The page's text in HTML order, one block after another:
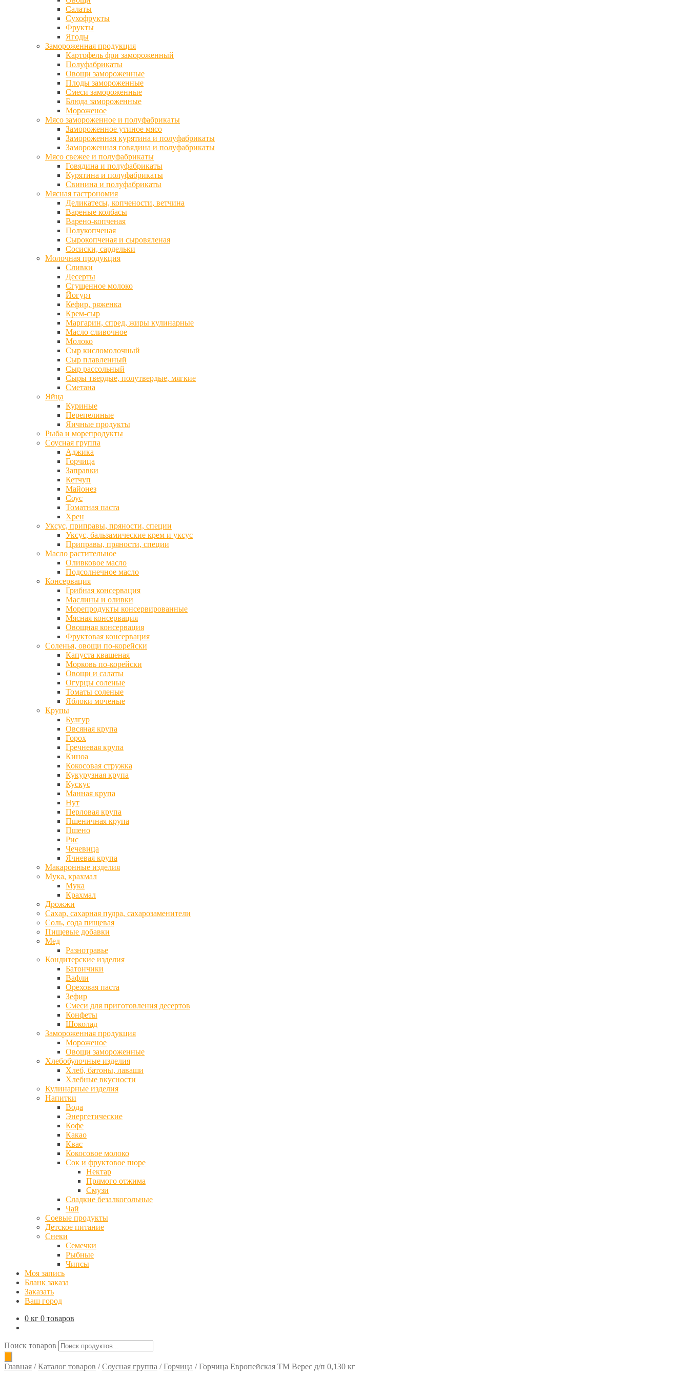
Салаты
Сухофрукты
Фрукты
Ягоды
Замороженная продукция
Картофель фри замороженный
Полуфабрикаты
Овощи замороженные
Плоды замороженные
Смеси замороженные
Блюда замороженные
Мороженое
Мясо замороженное и полуфабрикаты
Замороженное утиное мясо
Замороженная курятина и полуфабрикаты
Замороженная говядина и полуфабрикаты
Мясо свежее и полуфабрикаты
Говядина и полуфабрикаты
Курятина и полуфабрикаты
Свинина и полуфабрикаты
Мясная гастрономия
Деликатесы, копчености, ветчина
Вареные колбасы
Варено-копченая
Полукопченая
Сырокопченая и сыровяленая
Сосиски, сардельки
Молочная продукция
Сливки
Десерты
Сгущенное молоко
Йогурт
Кефир, ряженка
Крем-сыр
Маргарин, спред, жиры кулинарные
Масло сливочное
Молоко
Сыр кисломолочный
Сыр плавленный
Сыр рассольный
Сыры твердые, полутвердые, мягкие
Сметана
Яйца
Куриные
Перепелиные
Яичные продукты
Рыба и морепродукты
Соусная группа
Аджика
Горчица
Заправки
Кетчуп
Майонез
Соус
Томатная паста
Хрен
Уксус, приправы, пряности, специи
Уксус, бальзамические крем и уксус
Приправы, пряности, специи
Масло растительное
Оливковое масло
Подсолнечное масло
Консервация
Грибная консервация
Маслины и оливки
Морепродукты консервированные
Мясная консервация
Овощная консервация
Фруктовая консервация
Соленья, овощи по-корейски
Капуста квашеная
Морковь по-корейски
Овощи и салаты
Огурцы соленые
Томаты соленые
Яблоки моченые
Крупы
Булгур
Овсяная крупа
Горох
Гречневая крупа
Киноа
Кокосовая стружка
Кукурузная крупа
Кускус
Манная крупа
Нут
Перловая крупа
Пшеничная крупа
Пшено
Рис
Чечевица
Ячневая крупа
Макаронные изделия
Мука, крахмал
Мука
Крахмал
Дрожжи
Сахар, сахарная пудра, сахарозаменители
Соль, сода пищевая
Пищевые добавки
Мед
Разнотравье
Кондитерские изделия
Батончики
Вафли
Ореховая паста
Зефир
Смеси для приготовления десертов
Конфеты
Шоколад
Замороженная продукция
Мороженое
Овощи замороженные
Хлебобулочные изделия
Хлеб, батоны, лаваши
Хлебные вкусности
Кулинарные изделия
Напитки
Вода
Энергетические
Кофе
Какао
Квас
Кокосовое молоко
Сок и фруктовое пюре
Нектар
Прямого отжима
Смузи
Сладкие безалкогольные
Чай
Соевые продукты
Детское питание
Снеки
Семечки
Рыбные
Чипсы
Моя запись
Бланк заказа
Заказать
Ваш город
0 кг 0 товаров
Поиск товаров
Главная /Каталог товаров /Соусная группа /Горчица /Горчица Европейская ТМ Верес д/п 0,130 кг